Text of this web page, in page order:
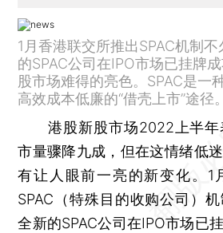
1月香港联交所推出SPAC机制
的SPAC公司在IPO市场已挂牌
股市场难得的亮色。SPAC是一
高效成本低廉的“借壳上市”途径
港股新股市场2022上半年
市量骤降九成，但在这情绪低
有让人眼前一亮的新变化。1
SPAC（特殊目的收购公司）
全新的SPAC公司在IPO市场已